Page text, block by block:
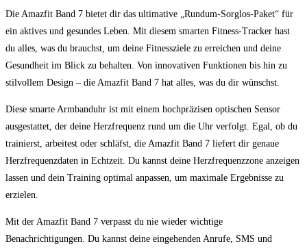
Die Amazfit Band 7 bietet dir das ultimative „Rundum-Sorglos-Paket“ für
ein aktives und gesundes Leben. Mit diesem smarten Fitness-Tracker hast
du alles, was du brauchst, um deine Fitnessziele zu erreichen und deine
Gesundheit im Blick zu behalten. Von innovativen Funktionen bis hin zu
stilvollem Design – die Amazfit Band 7 hat alles, was du dir wünschst.
Diese smarte Armbanduhr ist mit einem hochpräzisen optischen Sensor
ausgestattet, der deine Herzfrequenz rund um die Uhr verfolgt. Egal, ob du
trainierst, arbeitest oder schläfst, die Amazfit Band 7 liefert dir genaue
Herzfrequenzdaten in Echtzeit. Du kannst deine Herzfrequenzzone anzeigen
lassen und dein Training optimal anpassen, um maximale Ergebnisse zu
erzielen.
Mit der Amazfit Band 7 verpasst du nie wieder wichtige
Benachrichtigungen. Du kannst deine eingehenden Anrufe, SMS und